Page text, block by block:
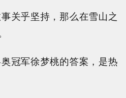
乎坚持，那么在雪山之
军徐梦桃的答案，是热